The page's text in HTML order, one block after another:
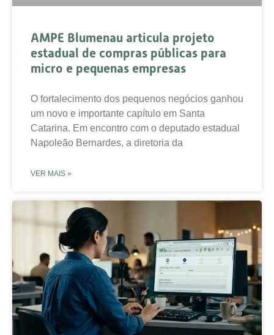
AMPE Blumenau articula projeto
estadual de compras públicas para
micro e pequenas empresas
O fortalecimento dos pequenos negócios ganhou
um novo e importante capítulo em Santa
Catarina. Em encontro com o deputado estadual
Napoleão Bernardes, a diretoria da
VER MAIS »